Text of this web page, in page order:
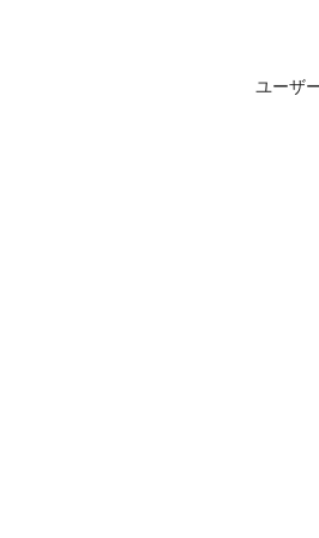
ユーザ